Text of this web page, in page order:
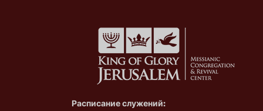
Расписание служений: